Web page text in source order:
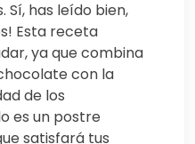
Sí, has leído bien,
Esta receta
ya que combina
con la
de los
es un postre
satisfará tus